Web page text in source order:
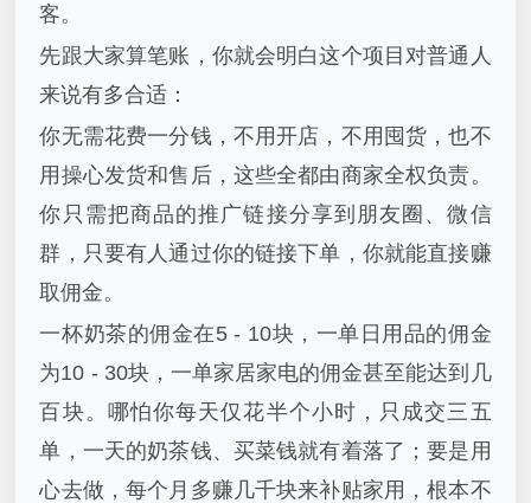
客。
先跟大家算笔账，你就会明白这个项目对普通人
来说有多合适：
你无需花费一分钱，不用开店，不用囤货，也不
用操心发货和售后，这些全都由商家全权负责。
你只需把商品的推广链接分享到朋友圈、微信
群，只要有人通过你的链接下单，你就能直接赚
取佣金。
一杯奶茶的佣金在5 - 10块，一单日用品的佣金
为10 - 30块，一单家居家电的佣金甚至能达到几
百块。哪怕你每天仅花半个小时，只成交三五
单，一天的奶茶钱、买菜钱就有着落了；要是用
心去做，每个月多赚几千块来补贴家用，根本不